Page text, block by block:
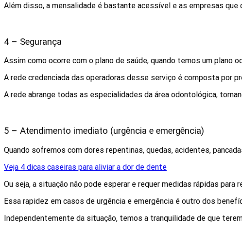
Além disso, a mensalidade é bastante acessível e as empresas
4 – Segurança
Assim como ocorre com o plano de saúde, quando temos um plano
A rede credenciada das operadoras desse serviço é composta
A rede abrange todas as especialidades da área odontológica,
5 – Atendimento imediato (urgência e emergência)
Quando sofremos com dores repentinas, quedas, acidentes,
Veja 4 dicas caseiras para aliviar a dor de dente
Ou seja, a situação não pode esperar e requer medidas rápidas
Essa rapidez em casos de urgência e emergência é outro dos
Independentemente da situação, temos a tranquilidade de que